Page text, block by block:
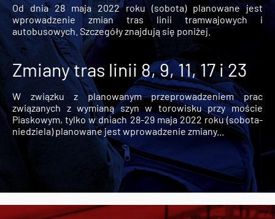
Od dnia 28 maja 2022 roku (sobota) planowane jest
wprowadzenie zmian tras linii tramwajowych i
autobusowych. Szczegóły znajdują się poniżej.
Zmiany tras linii 8, 9, 11, 17 i 23
W związku z planowanym przeprowadzeniem prac
związanych z wymianą szyn w torowisku przy moście
Piaskowym, tylko w dniach 28-29 maja 2022 roku (sobota-
niedziela) planowane jest wprowadzenie zmiany...